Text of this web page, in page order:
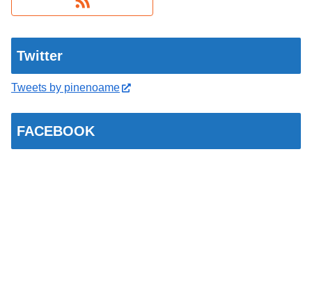
Twitter
Tweets by pinenoame
FACEBOOK